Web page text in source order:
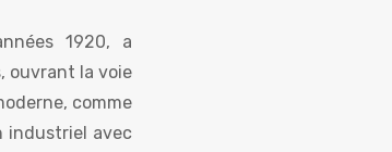
1920, a
ouvrant la voie
comme
industriel avec